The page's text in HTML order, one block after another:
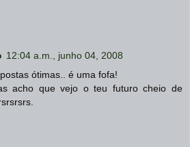
12:04 a.m., junho 04, 2008
ótimas.. é uma fofa!
acho que vejo o teu futuro cheio de